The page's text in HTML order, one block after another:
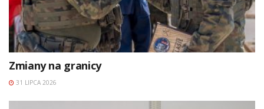
Zmiany na granicy
31 LIPCA 2026